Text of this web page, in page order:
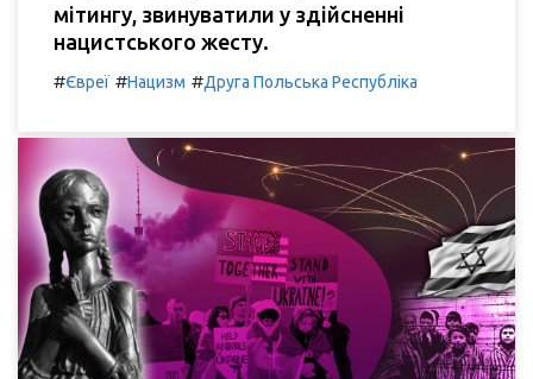
мітингу, звинуватили у здійсненні
нацистського жесту.
#Євреї #Нацизм #Друга Польська Республіка